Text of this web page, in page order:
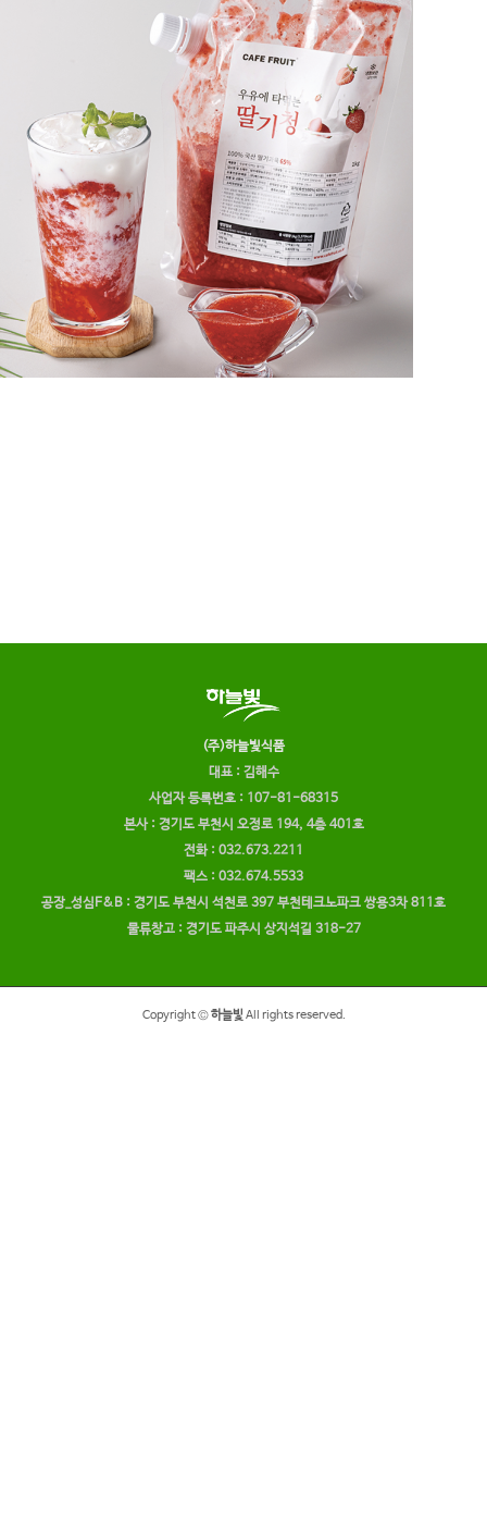
(주)하늘빛식품
대표 : 김해수
사업자 등록번호 : 107-81-68315
본사 : 경기도 부천시 오정로 194, 4층 401호
전화 : 032.673.2211
팩스 : 032.674.5533
공장_성심F&B : 경기도 부천시 석천로 397 부천테크노파크 쌍용3차 811호
물류창고 : 경기도 파주시 상지석길 318-27
Copyright ©하늘빛 All rights reserved.